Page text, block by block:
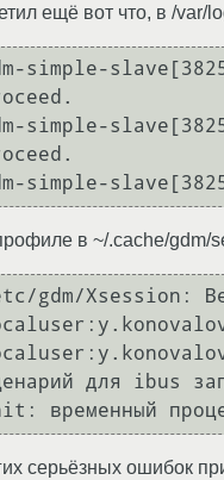
ещё вот что, в /var/
simple-
simple-
simple-
в ~/.cache/gdm/
gdm/Xsession:
для ibus
временный
серьёзных ошибок